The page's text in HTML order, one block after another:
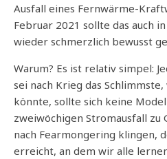
Ausfall eines Fernwärme-
Februar 2021 sollte das auch
wieder schmerzlich bewusst
Warum? Es ist relativ simpel:
sei nach Krieg das
könnte, sollte sich keine
zweiwöchigen Stromausfall zu
nach Fearmongering klingen,
erreicht, an dem wir alle